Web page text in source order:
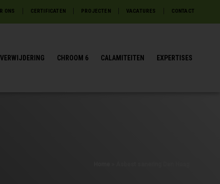
ONS CERTIFICATEN PROJECTEN VACATURES CONTACT
CHROOM 6 CALAMITEITEN EXPERTISES